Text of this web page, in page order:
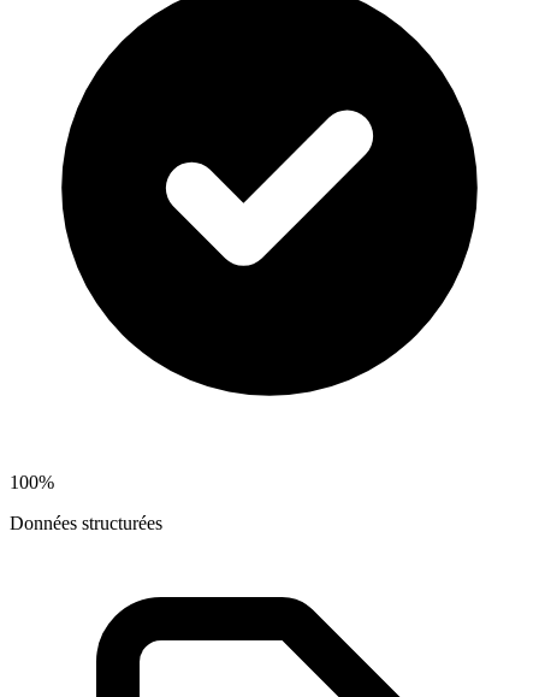
100%
Données structurées